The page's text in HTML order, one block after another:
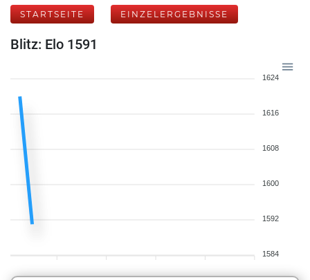
STARTSEITE EINZELERGEBNISSE
Blitz: Elo 1591
1624
1616
1608
1600
1592
1584